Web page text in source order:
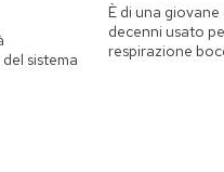
sistema
È di una
decenni usato
respirazione